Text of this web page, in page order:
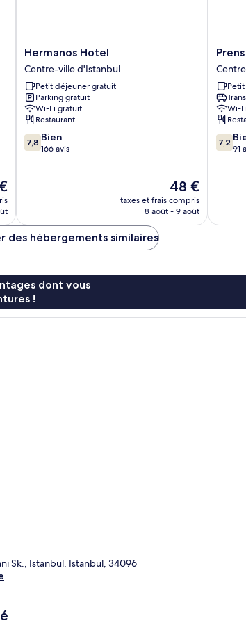
Hermanos
Hotel
Centre-
ville
d'Istanbul
Hermanos Hotel
Centre-ville d'Istanbul
Petit déjeuner gratuit
Parking gratuit
Wi-Fi gratuit
Restaurant
7.8
sur
7,8 Bien
166 avis
Le
nouveau
prix
48 €
taxes et frais compris
8 août - 9 août
Prens
Hotel
Centre-
ville
Wi-
7.2
sur
7,2
91
des hébergements similaires
dont vous
!
Sk., Istanbul, Istanbul, 34096